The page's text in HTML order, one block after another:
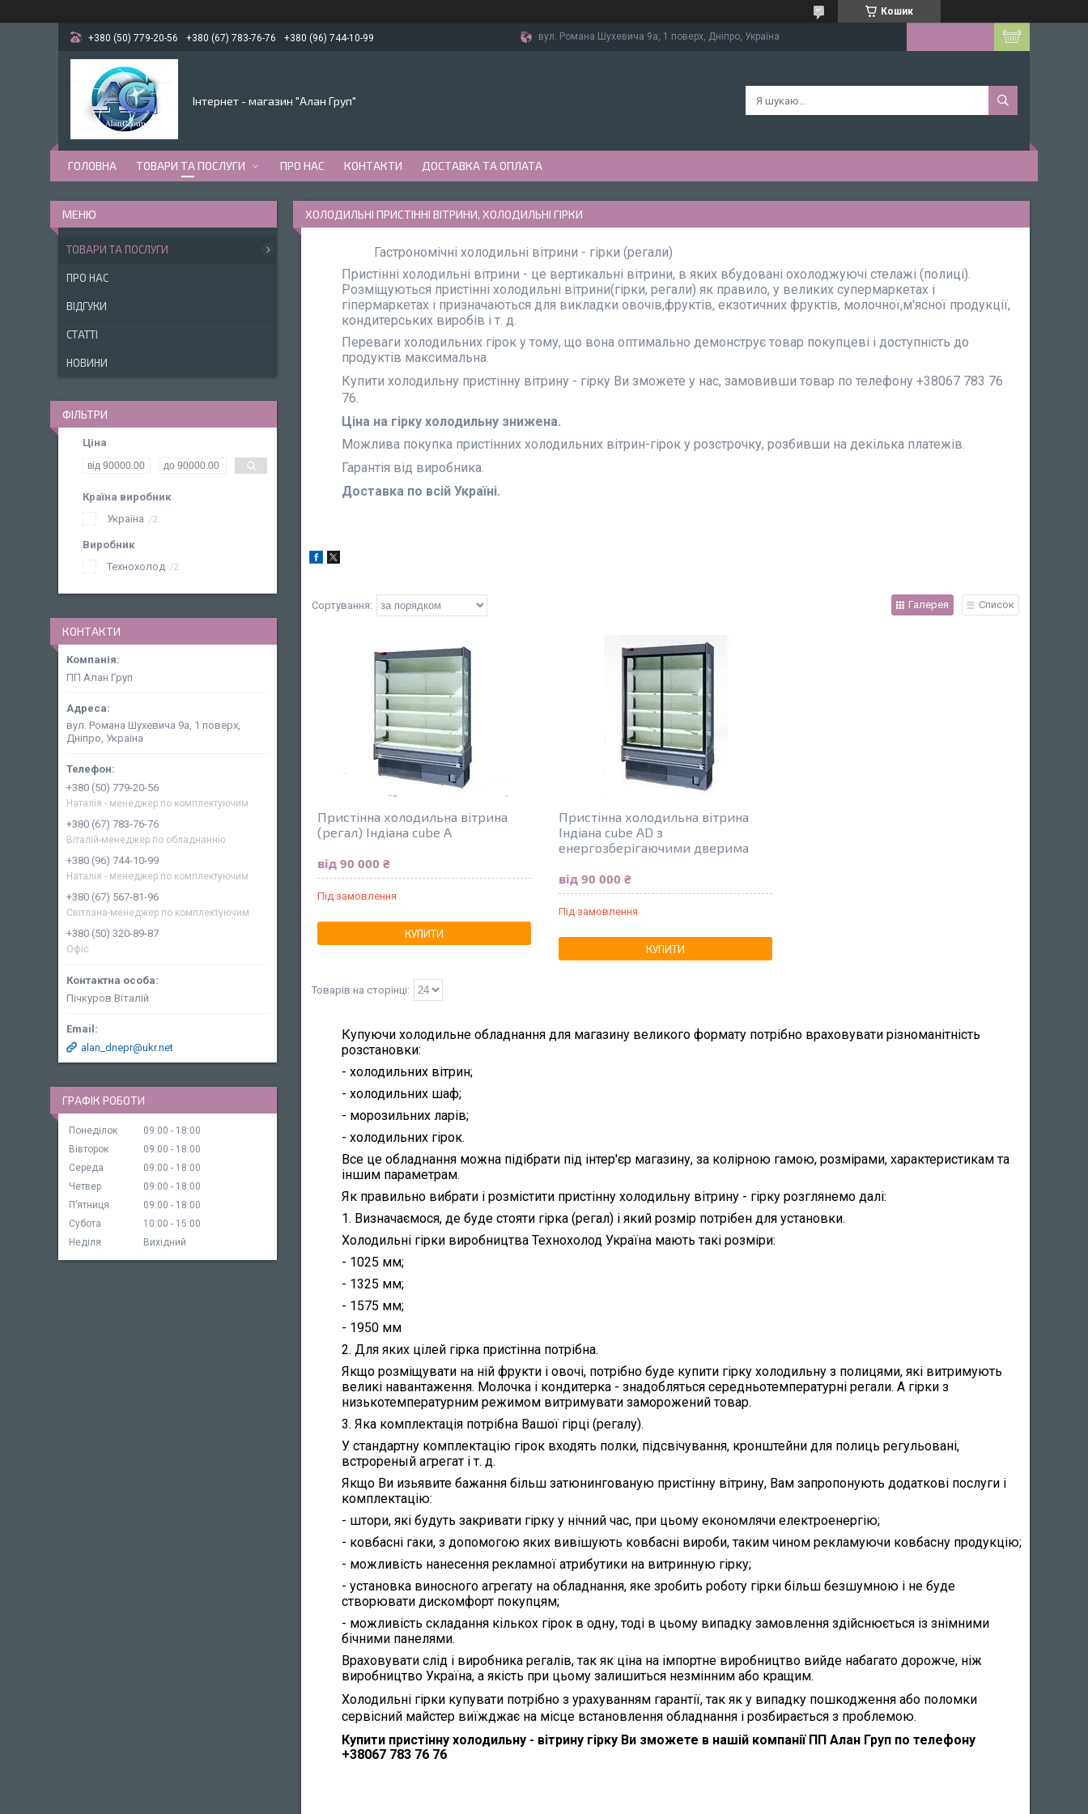
Кошик
+380 (50) 779-20-56 +380 (67) 783-76-76 +380 (96) 744-10-99 вул. Романа Шухевича 9а, 1 поверх, Дніпро, Україна
Інтернет - магазин "Алан Груп"
ГОЛОВНА ТОВАРИ ТА ПОСЛУГИ ПРО НАС КОНТАКТИ ДОСТАВКА ТА ОПЛАТА
ХОЛОДИЛЬНІ ПРИСТІННІ ВІТРИНИ, ХОЛОДИЛЬНІ ГІРКИ
Гастрономічні холодильні вітрини - гірки (регали)
Пристінні холодильні вітрини - це вертикальні вітрини, в яких вбудовані охолоджуючі стелажі (полиці).
Розміщуються пристінні холодильні вітрини(гірки, регали) як правило, у великих супермаркетах і
гіпермаркетах і призначаються для викладки овочів,фруктів, екзотичних фруктів, молочної,м'ясної продукції,
кондитерських виробів і т. д.
Переваги холодильних гірок у тому, що вона оптимально демонструє товар покупцеві і доступність до
продуктів максимальна.
Купити холодильну пристінну вітрину - гірку Ви зможете у нас, замовивши товар по телефону +38067 783 76
76.
Ціна на гірку холодильну знижена.
Можлива покупка пристінних холодильних вітрин-гірок у розстрочку, розбивши на декілька платежів.
Гарантія від виробника.
Доставка по всій Україні.
Галерея Список
Пристінна холодильна вітрина
(регал) Індіана cube A
від 90 000 ₴
Під замовлення
КУПИТИ
Пристінна холодильна вітрина
Індіана cube AD з
енергозберігаючими дверима
від 90 000 ₴
Під замовлення
КУПИТИ
Купуючи холодильне обладнання для магазину великого формату потрібно враховувати різноманітність
розстановки:
- холодильних вітрин;
- холодильних шаф;
- морозильних ларів;
- холодильних гірок.
Все це обладнання можна підібрати під інтер'єр магазину, за колірною гамою, розмірами, характеристикам та
іншим параметрам.
Як правильно вибрати і розмістити пристінну холодильну вітрину - гірку розглянемо далі:
1. Визначаємося, де буде стояти гірка (регал) і який розмір потрібен для установки.
Холодильні гірки виробництва Технохолод Україна мають такі розміри:
- 1025 мм;
- 1325 мм;
- 1575 мм;
- 1950 мм
2. Для яких цілей гірка пристінна потрібна.
Якщо розміщувати на ній фрукти і овочі, потрібно буде купити гірку холодильну з полицями, які витримують
великі навантаження. Молочка і кондитерка - знадобляться середньотемпературні регали. А гірки з
низькотемпературним режимом витримувати заморожений товар.
3. Яка комплектація потрібна Вашої гірці (регалу).
У стандартну комплектацію гірок входять полки, підсвічування, кронштейни для полиць регульовані,
встрореный агрегат і т. д.
Якщо Ви изьявите бажання більш затюнингованую пристінну вітрину, Вам запропонують додаткові послуги і
комплектацію:
- штори, які будуть закривати гірку у нічний час, при цьому економлячи електроенергію;
- ковбасні гаки, з допомогою яких вивішують ковбасні вироби, таким чином рекламуючи ковбасну продукцію;
- можливість нанесення рекламної атрибутики на витринную гірку;
- установка виносного агрегату на обладнання, яке зробить роботу гірки більш безшумною і не буде
створювати дискомфорт покупцям;
- можливість складання кількох гірок в одну, тоді в цьому випадку замовлення здійснюється із знімними
бічними панелями.
Враховувати слід і виробника регалів, так як ціна на імпортне виробництво вийде набагато дорожче, ніж
виробництво Україна, а якість при цьому залишиться незмінним або кращим.
Холодильні гірки купувати потрібно з урахуванням гарантії, так як у випадку пошкодження або поломки
сервісний майстер виїжджає на місце встановлення обладнання і розбирається з проблемою.
Купити пристінну холодильну - вітрину гірку Ви зможете в нашій компанії ПП Алан Груп по телефону
+38067 783 76 76
ТОВАРИ ТА ПОСЛУГИ
ПРО НАС
ВІДГУКИ
СТАТТІ
НОВИНИ
ФІЛЬТРИ
Ціна
Країна виробник
Україна
2
Виробник
Технохолод
2
КОНТАКТИ
ПП Алан Груп
вул. Романа Шухевича 9а, 1 поверх,
Дніпро, Україна
+380 (50) 779-20-56
Наталія - менеджер по комплектуючим
+380 (67) 783-76-76
Віталій-менеджер по обладнанню
+380 (96) 744-10-99
Наталія - менеджер по комплектуючим
+380 (67) 567-81-96
Світлана-менеджер по комплектуючим
+380 (50) 320-89-87
Офіс
Пічкуров Віталій
alan_dnepr@ukr.net
ГРАФІК РОБОТИ
Понеділок 09:00
18:00
Вівторок
09:00
18:00
Середа
09:00
18:00
Четвер
09:00
18:00
Пʼятниця
09:00
18:00
Субота
10:00
15:00
Неділя
Вихідний